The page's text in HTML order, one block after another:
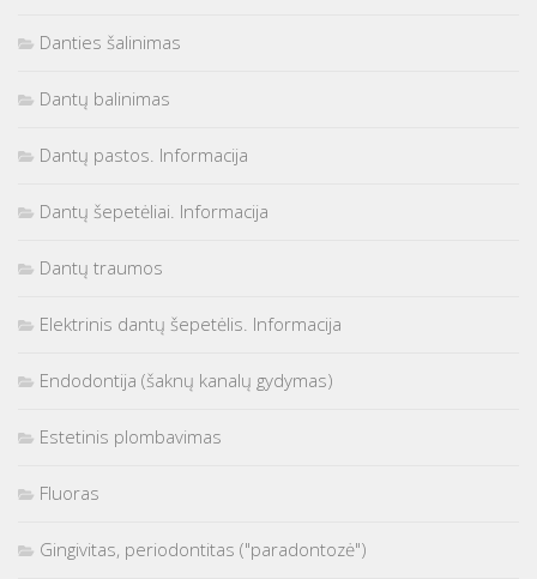
Danties šalinimas
Dantų balinimas
Dantų pastos. Informacija
Dantų šepetėliai. Informacija
Dantų traumos
Elektrinis dantų šepetėlis. Informacija
Endodontija (šaknų kanalų gydymas)
Estetinis plombavimas
Fluoras
Gingivitas, periodontitas ("paradontozė")